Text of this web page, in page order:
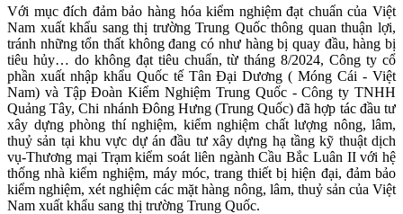
Với mục đích đảm bảo hàng hóa kiểm nghiệm đạt chuẩn của Việt
Nam xuất khẩu sang thị trường Trung Quốc thông quan thuận lợi,
tránh những tổn thất không đang có như hàng bị quay đầu, hàng bị
tiêu hủy… do không đạt tiêu chuẩn, từ tháng 8/2024, Công ty cổ
phần xuất nhập khẩu Quốc tế Tân Đại Dương ( Móng Cái - Việt
Nam) và Tập Đoàn Kiểm Nghiệm Trung Quốc - Công ty TNHH
Quảng Tây, Chi nhánh Đông Hưng (Trung Quốc) đã hợp tác đầu tư
xây dựng phòng thí nghiệm, kiểm nghiệm chất lượng nông, lâm,
thuỷ sản tại khu vực dự án đầu tư xây dựng hạ tầng kỹ thuật dịch
vụ-Thương mại Trạm kiểm soát liên ngành Cầu Bắc Luân II với hệ
thống nhà kiểm nghiệm, máy móc, trang thiết bị hiện đại, đảm bảo
kiểm nghiệm, xét nghiệm các mặt hàng nông, lâm, thuỷ sản của Việt
Nam xuất khẩu sang thị trường Trung Quốc.